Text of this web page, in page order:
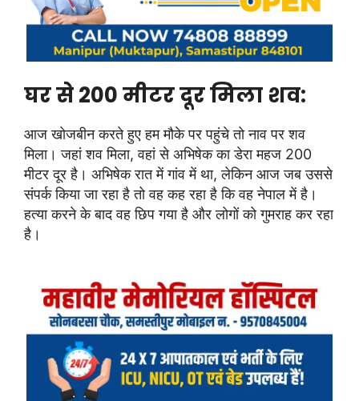
घर से 200 मीटर दूर मिला शव:
आज खोजबीन करते हुए हम मौके पर पहुंचे तो नाव पर शव
मिला। जहां शव मिला, वहां से अभिषेक का डेरा महज 200
मीटर दूर है। अभिषेक रात में गांव में था, लेकिन आज जब उससे
संपर्क किया जा रहा है तो वह कह रहा है कि वह नेपाल में है।
हत्या करने के बाद वह छिप गया है और लोगों को गुमराह कर रहा
है।